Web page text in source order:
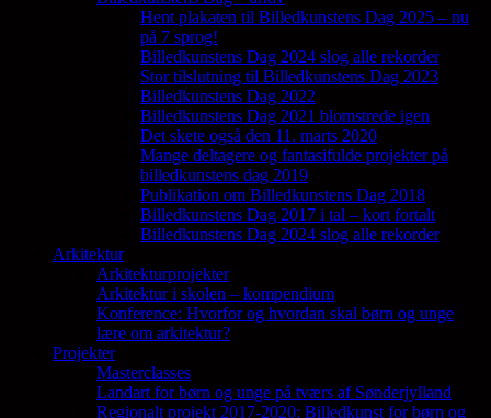
Hent plakaten til Billedkunstens Dag 2025 – nu
på 7 sprog!
Billedkunstens Dag 2024 slog alle rekorder
Stor tilslutning til Billedkunstens Dag 2023
Billedkunstens Dag 2022
Billedkunstens Dag 2021 blomstrede igen
Det skete også den 11. marts 2020
Mange deltagere og fantasifulde projekter på
billedkunstens dag 2019
Publikation om Billedkunstens Dag 2018
Billedkunstens Dag 2017 i tal – kort fortalt
Billedkunstens Dag 2024 slog alle rekorder
Arkitektur
Arkitekturprojekter
Arkitektur i skolen – kompendium
Konference: Hvorfor og hvordan skal børn og unge
lære om arkitektur?
Projekter
Masterclasses
Landart for børn og unge på tværs af Sønderjylland
Regionalt projekt 2017-2020: Billedkunst for børn og